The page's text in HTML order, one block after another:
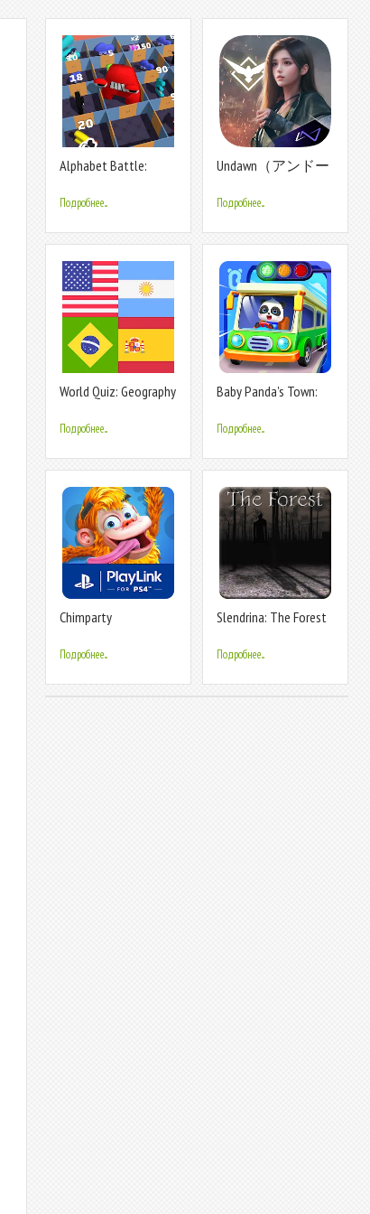
Alphabet Battle:
Подробнее...
Undawn（アンドー
Подробнее...
World Quiz: Geography
Подробнее...
Baby Panda's Town:
Подробнее...
Chimparty
Подробнее...
Slendrina: The Forest
Подробнее...